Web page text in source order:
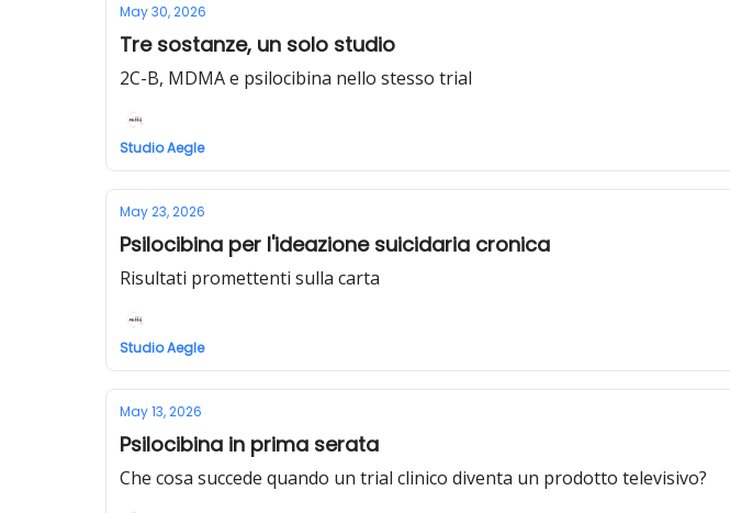
May 30, 2026
Tre sostanze, un solo studio
2C-B, MDMA e psilocibina nello stesso trial
Studio Aegle
May 23, 2026
Psilocibina per l'ideazione suicidaria cronica
Risultati promettenti sulla carta
Studio Aegle
May 13, 2026
Psilocibina in prima serata
Che cosa succede quando un trial clinico diventa un prodotto televisivo?